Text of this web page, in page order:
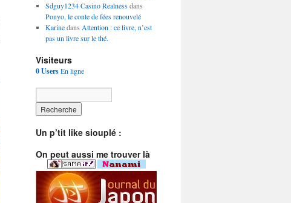
Sdguy1234 Casino Realnessdans
Ponyo, le conte de fées renouvelé
Karinedans Attention : ce livre, n’est
pas un livre sur le thé.
Visiteurs
0 UsersEn ligne
Un p’tit like siouplé :
On peut aussi me trouver là